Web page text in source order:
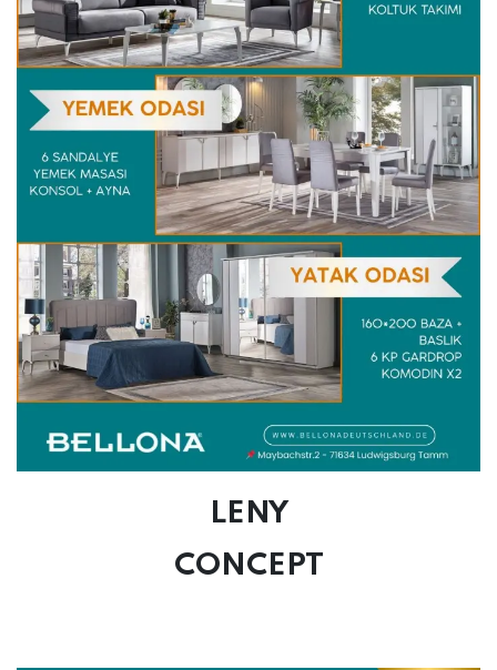
LENY
CONCEPT